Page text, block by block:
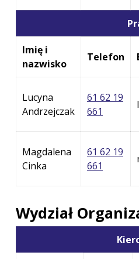
Imię i
nazwisko
Telefon
Lucyna
Andrzejczak
61 62 19
661
Magdalena
Cinka
61 62 19
661
Wydział